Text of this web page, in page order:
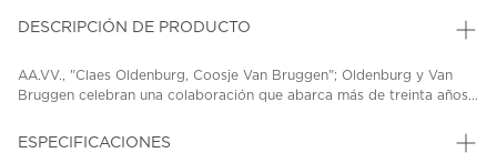
DESCRIPCIÓN DE PRODUCTO
AA.VV., "Claes Oldenburg, Coosje Van Bruggen"; Oldenburg y Van
Bruggen celebran una colaboración que abarca más de treinta años...
ESPECIFICACIONES